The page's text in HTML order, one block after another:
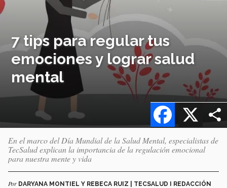
7 tips para regular tus
emociones y lograr salud
mental
X
Facebook
En el marco del Día Mundial de la Salud Mental, especialistas de
TecSalud explican la importancia de la regulación emocional
para nuestra mente y vida
Por DARYANA MONTIEL Y REBECA RUIZ | TECSALUD I REDACCIÓN